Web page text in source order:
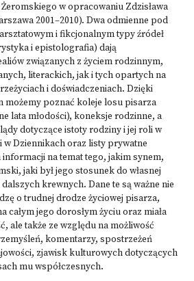
w opracowaniu Zdzisława
2001–2010). Dwa odmienne pod
i fikcjonalnym typy źródeł
i epistolografia) dają
związanych z życiem rodzinnym,
literackich, jak i tych opartych na
i doświadczeniach. Dzięki
możemy poznać koleje losu pisarza
lata młodości), koneksje rodzinne, a
dotyczące istoty rodziny i jej roli w
w Dziennikach oraz listy prywatne
informacji na temat tego, jakim synem,
jaki był jego stosunek do własnej
krewnych. Dane te są ważne nie
o trudnej drodze życiowej pisarza,
całym jego dorosłym życiu oraz miała
ale także ze względu na możliwość
komentarzy, spostrzeżeń
zjawisk kulturowych dotyczących
mu współczesnych.